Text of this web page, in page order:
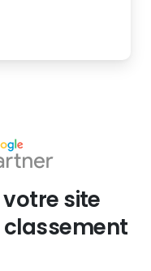
votresite
classement